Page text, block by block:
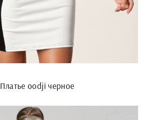
Платье oodji черное